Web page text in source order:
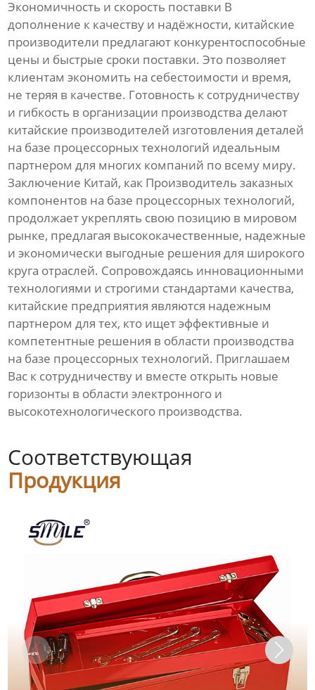
Экономичность и скорость поставки В
дополнение к качеству и надёжности, китайские
производители предлагают конкурентоспособные
цены и быстрые сроки поставки. Это позволяет
клиентам экономить на себестоимости и время,
не теряя в качестве. Готовность к сотрудничеству
и гибкость в организации производства делают
китайские производителей изготовления деталей
на базе процессорных технологий идеальным
партнером для многих компаний по всему миру.
Заключение Китай, как Производитель заказных
компонентов на базе процессорных технологий,
продолжает укреплять свою позицию в мировом
рынке, предлагая высококачественные, надежные
и экономически выгодные решения для широкого
круга отраслей. Сопровождаясь инновационными
технологиями и строгими стандартами качества,
китайские предприятия являются надежным
партнером для тех, кто ищет эффективные и
компетентные решения в области производства
на базе процессорных технологий. Приглашаем
Вас к сотрудничеству и вместе открыть новые
горизонты в области электронного и
высокотехнологического производства.
Соответствующая
Продукция